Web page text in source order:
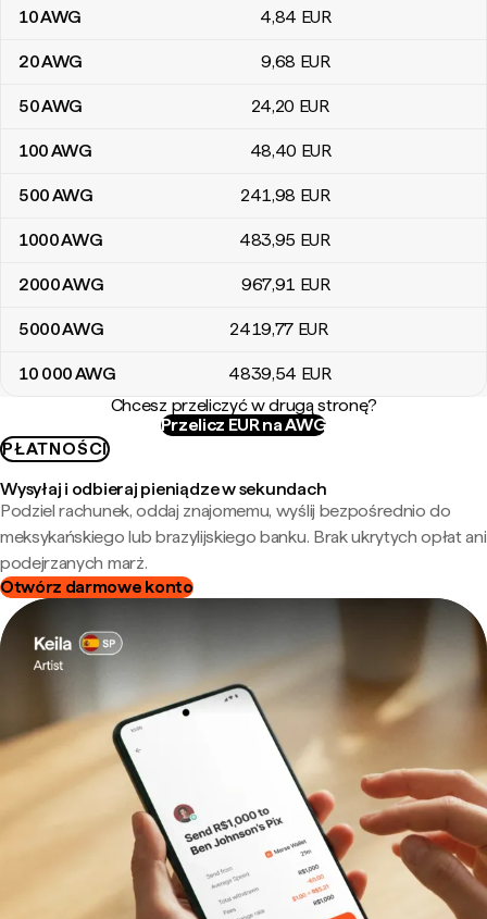
10AWG 4,84 EUR
20AWG 9,68 EUR
50AWG 24,20 EUR
100AWG 48,40 EUR
500AWG 241,98 EUR
1000AWG 483,95 EUR
2000AWG 967,91 EUR
5000AWG 2419,77 EUR
10 000AWG 4839,54 EUR
Chcesz przeliczyć w drugą stronę?
Przelicz EUR na AWG
PŁATNOŚCI
Wysyłaj i odbieraj pieniądze w sekundach
Podziel rachunek, oddaj znajomemu, wyślij bezpośrednio do
meksykańskiego lub brazylijskiego banku. Brak ukrytych opłat ani
podejrzanych marż.
Otwórz darmowe konto